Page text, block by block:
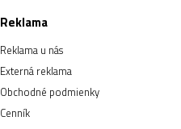
Reklama
Reklama u nás
Externá reklama
Obchodné podmienky
Cenník